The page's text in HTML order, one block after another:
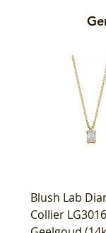
Blush Lab
Collier